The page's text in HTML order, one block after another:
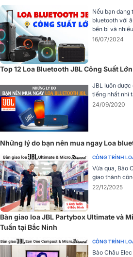
1. Thiết kế siêu bền bỉ chuẩn
va đập thực tế
Nhìn tổng thể,JBL Xtreme 5vẫn giữ
Nếu bạn
bluetooth với
bền bỉ và
16/07/2024
Top 12 Loa Bluetooth JBL Công Suất
JBL luôn được
tiếng nhất nhì
24/09/2020
Những lý do bạn nên mua ngay Loa
CÔNG TRÌNH
Vừa qua, Bảo
giao thành
22/12/2025
Bàn giao loa JBL Partybox Ultimate và
Tuấn tại Bắc Ninh
CÔNG TRÌNH
Bảo Châu